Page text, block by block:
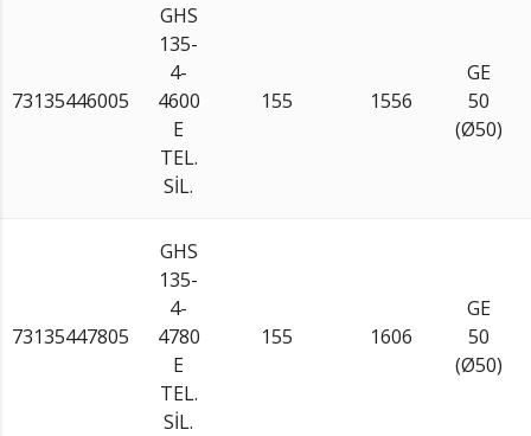
73135446005
GHS
135-
4-
4600
E
TEL.
SİL.
155 1556
GE
50
(Ø50)
73135447805
GHS
135-
4-
4780
E
TEL.
SİL.
155 1606
GE
50
(Ø50)